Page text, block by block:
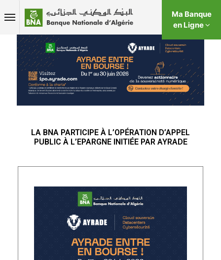
Ma Banque
en Ligne
LA BNA PARTICIPE À L’OPÉRATION D’APPEL
PUBLIC À L’EPARGNE INITIÉE PAR AYRADE